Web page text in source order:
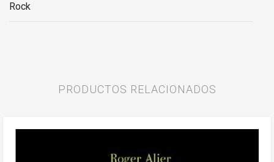
Rock
PRODUCTOS RELACIONADOS